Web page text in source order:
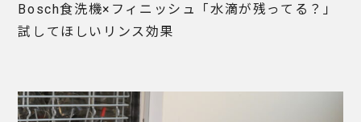
Bosch食洗機×フィニッシュ「水滴が残ってる？」
試してほしいリンス効果